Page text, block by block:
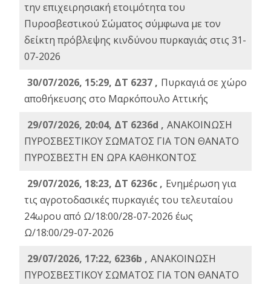
την επιχειρησιακή ετοιμότητα του
Πυροσβεστικού Σώματος σύμφωνα με τον
δείκτη πρόβλεψης κινδύνου πυρκαγιάς στις 31-
07-2026
30/07/2026, 15:29, ΔΤ 6237 , Πυρκαγιά σε χώρο
αποθήκευσης στο Μαρκόπουλο Αττικής
29/07/2026, 20:04, ΔΤ 6236d , ΑΝΑΚΟΙΝΩΣΗ
ΠΥΡΟΣΒΕΣΤΙΚΟΥ ΣΩΜΑΤΟΣ ΓΙΑ ΤΟΝ ΘΑΝΑΤΟ
ΠΥΡΟΣΒΕΣΤΗ ΕΝ ΩΡΑ ΚΑΘΗΚΟΝΤΟΣ
29/07/2026, 18:23, ΔΤ 6236c , Ενημέρωση για
τις αγροτοδασικές πυρκαγιές του τελευταίου
24ωρου από Ω/18:00/28-07-2026 έως
Ω/18:00/29-07-2026
29/07/2026, 17:22, 6236b , ΑΝΑΚΟΙΝΩΣΗ
ΠΥΡΟΣΒΕΣΤΙΚΟΥ ΣΩΜΑΤΟΣ ΓΙΑ ΤΟΝ ΘΑΝΑΤΟ